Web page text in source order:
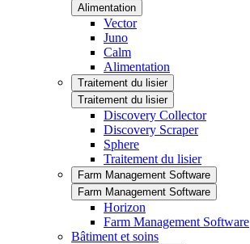
Alimentation
Vector
Juno
Calm
Alimentation
Traitement du lisier
Traitement du lisier
Discovery Collector
Discovery Scraper
Sphere
Traitement du lisier
Farm Management Software
Farm Management Software
Horizon
Farm Management Software
Bâtiment et soins